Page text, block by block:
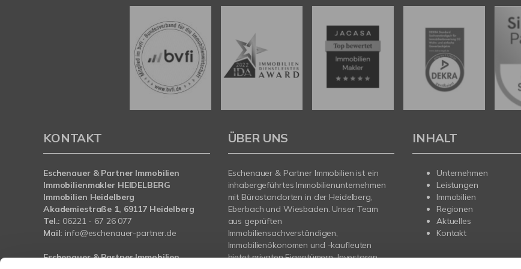
KONTAKT
Eschenauer & Partner Immobilien
Immobilienmakler HEIDELBERG
Immobilien Heidelberg
Akademiestraße 1, 69117 Heidelberg
Tel.: 06221 - 67 26 077
Mail: info@eschenauer-partner.de
Eschenauer & Partner Immobilien
ÜBER UNS
Eschenauer & Partner Immobilien ist ein
inhabergeführtes Immobilienunternehmen
mit Bürostandorten in der Heidelberg,
Eberbach und Wiesbaden. Unser Team
aus geprüften
Immobiliensachverständigen,
Immobilienökonomen und -kaufleuten
bietet privaten Eigentümern, Investoren
INHALT
Unternehmen
Leistungen
Immobilien
Regionen
Aktuelles
Kontakt